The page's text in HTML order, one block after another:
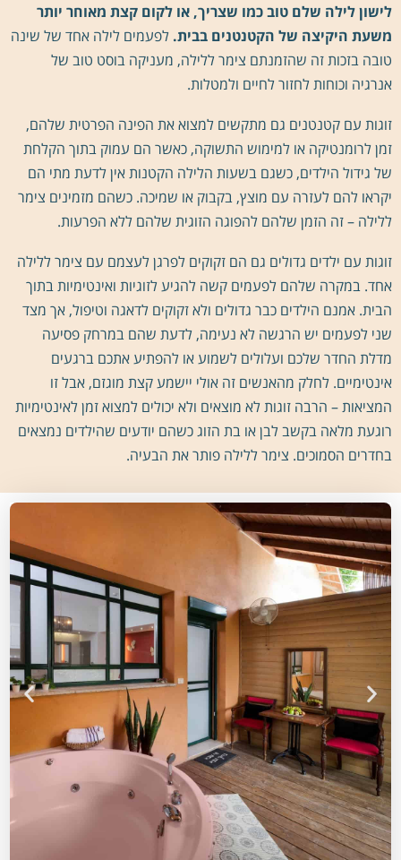
לישון לילה שלם טוב כמו שצריך, או לקום קצת מאוחר יותר
משעת היקיצה של הקטנטנים בבית. לפעמים לילה אחד של שינה
טובה בזכות זה שהזמנתם צימר ללילה, מעניקה בוסט טוב של
אנרגיה וכוחות לחזור לחיים ולמטלות.
זוגות עם קטנטנים גם מתקשים למצוא את הפינה הפרטית שלהם,
זמן לרומנטיקה או למימוש התשוקה, כאשר הם עמוק בתוך הקלחת
של גידול הילדים, כשגם בשעות הלילה הקטנות אין לדעת מתי הם
יקראו להם לעזרה עם מוצץ, בקבוק או שמיכה. כשהם מזמינים צימר
ללילה – זה הזמן שלהם להפוגה הזוגית שלהם ללא הפרעות.
זוגות עם ילדים גדולים גם הם זקוקים לפרגן לעצמם עם צימר ללילה
אחד. במקרה שלהם לפעמים קשה להגיע לזוגיות ואינטימיות בתוך
הבית. אמנם הילדים כבר גדולים ולא זקוקים לדאגה וטיפול, אך מצד
שני לפעמים יש הרגשה לא נעימה, לדעת שהם במרחק פסיעה
מדלת החדר שלכם ועלולים לשמוע או להפתיע אתכם ברגעים
אינטימיים. לחלק מהאנשים זה אולי יישמע קצת מוגזם, אבל זו
המציאות – הרבה זוגות לא מוצאים ולא יכולים למצוא זמן לאינטימיות
רוגעת מלאה בקשב לבן או בת הזוג כשהם יודעים שהילדים נמצאים
בחדרים הסמוכים. צימר ללילה פותר את הבעיה.